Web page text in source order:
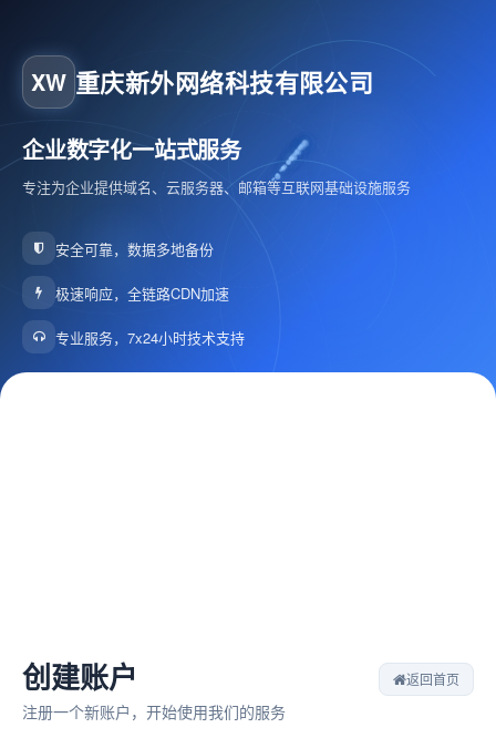
XW 重庆新外网络科技有限公司
企业数字化一站式服务
专注为企业提供域名、云服务器、邮箱等互联网基础设施服务
安全可靠，数据多地备份
极速响应，全链路CDN加速
专业服务，7x24小时技术支持
创建账户 返回首页
注册一个新账户，开始使用我们的服务